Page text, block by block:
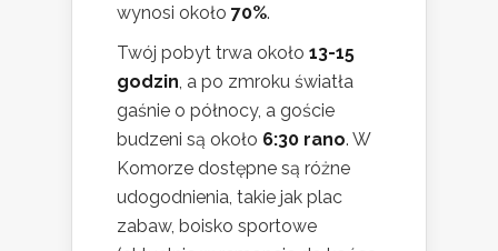
wynosi około 70%.
Twój pobyt trwa około 13-15
godzin , a po zmroku światła
gaśnie o północy, a goście
budzeni są około 6:30 rano. W
Komorze dostępne są różne
udogodnienia, takie jak plac
zabaw, boisko sportowe